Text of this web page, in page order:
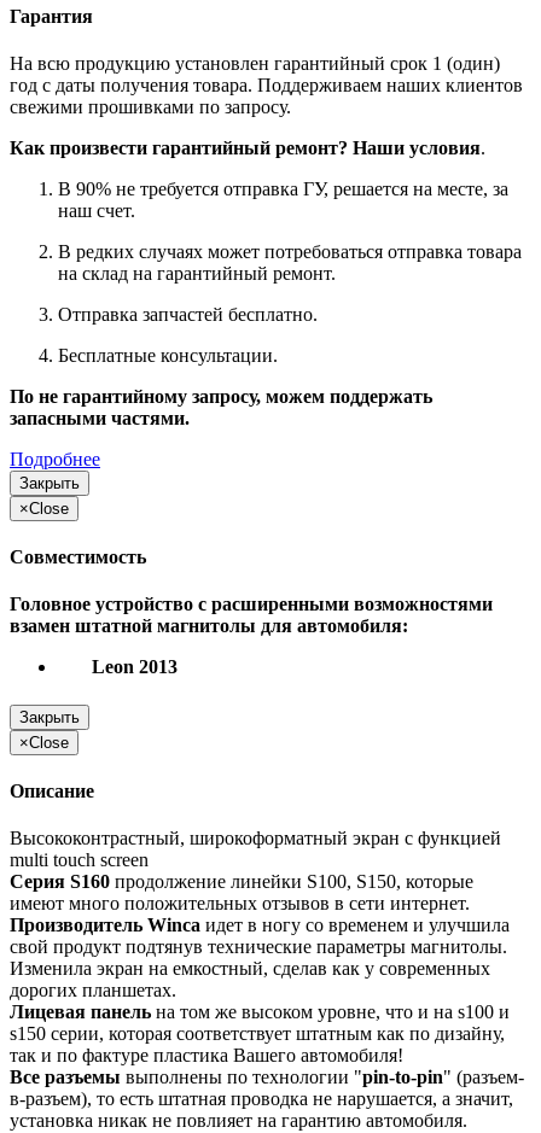
Гарантия
На всю продукцию установлен гарантийный срок 1 (один)
год с даты получения товара. Поддерживаем наших клиентов
свежими прошивками по запросу.
Как произвести гарантийный ремонт? Наши условия.
В 90% не требуется отправка ГУ, решается на месте, за
наш счет.
В редких случаях может потребоваться отправка товара
на склад на гарантийный ремонт.
Отправка запчастей бесплатно.
Бесплатные консультации.
По не гарантийному запросу, можем поддержать
запасными частями.
Подробнее
Закрыть
×Close
Совместимость
Головное устройство с расширенными возможностями
взамен штатной магнитолы для автомобиля:
Leon 2013
Закрыть
×Close
Описание
Высококонтрастный, широкоформатный экран с функцией
multi touch screen
Серия S160 продолжение линейки S100, S150, которые
имеют много положительных отзывов в сети интернет.
Производитель Winca идет в ногу со временем и улучшила
свой продукт подтянув технические параметры магнитолы.
Изменила экран на емкостный, сделав как у современных
дорогих планшетах.
Лицевая панель на том же высоком уровне, что и на s100 и
s150 серии, которая соответствует штатным как по дизайну,
так и по фактуре пластика Вашего автомобиля!
Все разъемы выполнены по технологии "pin-to-pin" (разъем-
в-разъем), то есть штатная проводка не нарушается, а значит,
установка никак не повлияет на гарантию автомобиля.